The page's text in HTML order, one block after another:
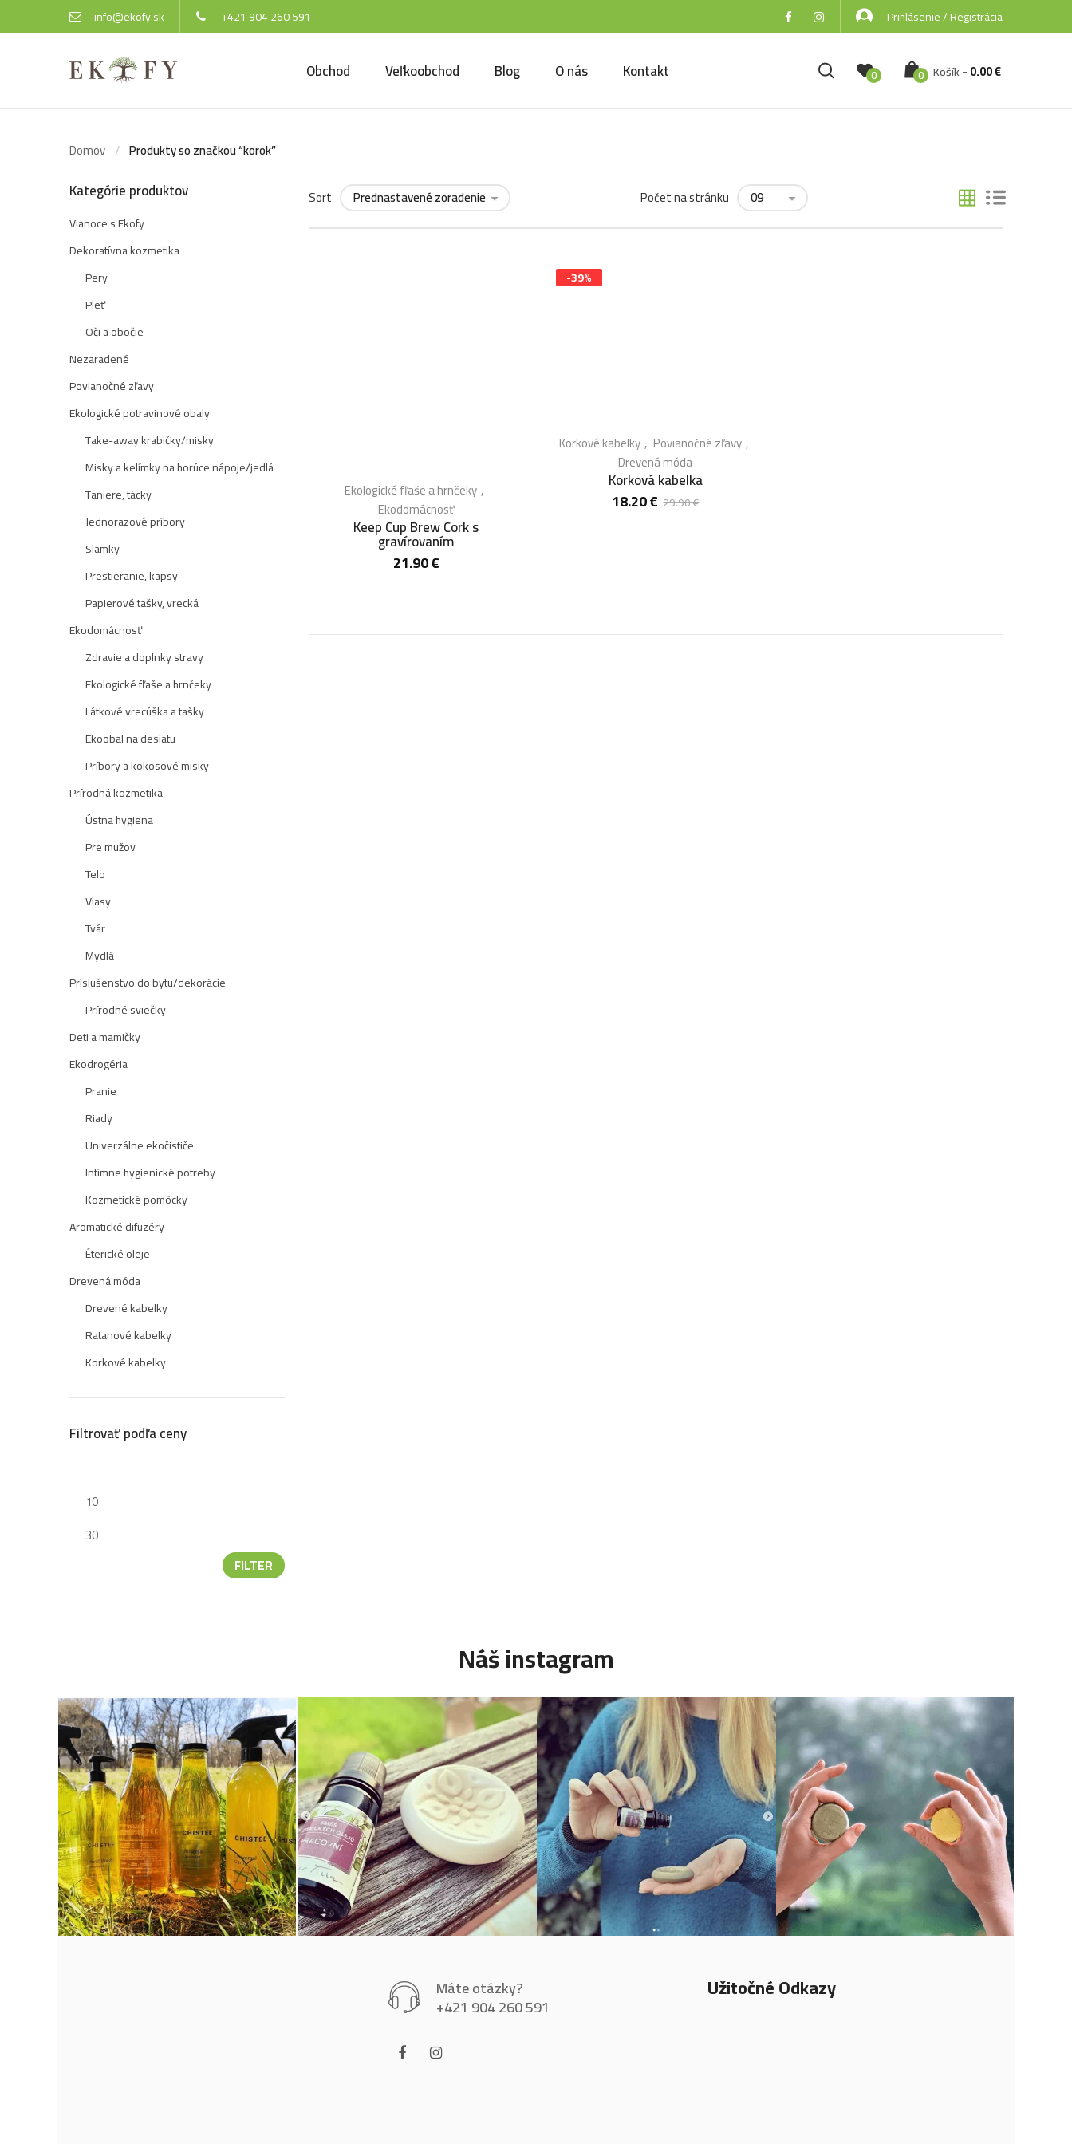
info@ekofy.sk +421 904 260 591 Prihlásenie / Registrácia
Obchod Veľkoobchod Blog O nás Kontakt 0 0 Košík-0.00€
Domov Produkty so značkou “korok”
Sort Počet na stránku
Ekologické fľaše a hrnčeky
Ekodomácnosť
Keep Cup Brew Cork s
gravírovaním
21.90€
-39%
Korkové kabelky Povianočné zľavy
Drevená móda
Korková kabelka
29.90€
18.20€
Kategórie produktov
Vianoce s Ekofy
Dekoratívna kozmetika
Pery
Pleť
Oči a obočie
Nezaradené
Povianočné zľavy
Ekologické potravinové obaly
Take-away krabičky/misky
Misky a kelímky na horúce nápoje/jedlá
Taniere, tácky
Jednorazové príbory
Slamky
Prestieranie, kapsy
Papierové tašky, vrecká
Ekodomácnosť
Zdravie a doplnky stravy
Ekologické fľaše a hrnčeky
Látkové vrecúška a tašky
Ekoobal na desiatu
Príbory a kokosové misky
Prírodná kozmetika
Ústna hygiena
Pre mužov
Telo
Vlasy
Tvár
Mydlá
Príslušenstvo do bytu/dekorácie
Prírodné sviečky
Deti a mamičky
Ekodrogéria
Pranie
Riady
Univerzálne ekočističe
Intímne hygienické potreby
Kozmetické pomôcky
Aromatické difuzéry
Éterické oleje
Drevená móda
Drevené kabelky
Ratanové kabelky
Korkové kabelky
Filtrovať podľa ceny
FILTER
Náš instagram
Máte otázky?
+421 904 260 591
Užitočné Odkazy